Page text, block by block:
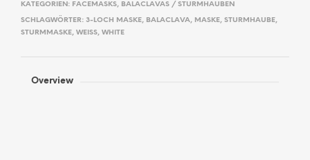
KATEGORIEN: FACEMASKS, BALACLAVAS / STURMHAUBEN
SCHLAGWÖRTER: 3-LOCH MASKE, BALACLAVA, MASKE, STURMHAUBE,
STURMMASKE, WEISS , WHITE
Overview